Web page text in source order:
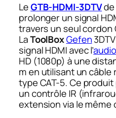
LeGTB-HDMI-3DTV
prolonger un signal
travers un seul cordon
LaToolBoxGefen
signal HDMI avec l’audio
HD (1080p) à une
m en utilisant un câble
type CAT-5. Ce
un contrôle IR
extension via le même